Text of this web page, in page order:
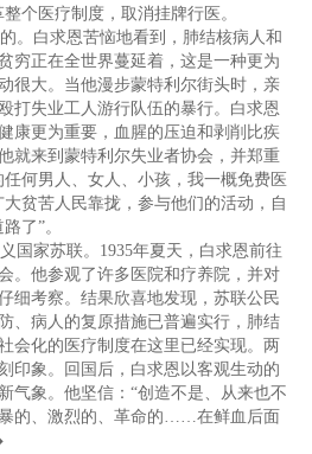
个医疗制度，取消挂牌行医。
。白求恩苦恼地看到，肺结核病人和
穷正在全世界蔓延着，这是一种更为
很大。当他漫步蒙特利尔街头时，亲
打失业工人游行队伍的暴行。白求恩
康更为重要，血腥的压迫和剥削比疾
就来到蒙特利尔失业者协会，并郑重
何男人、女人、小孩，我一概免费医
贫苦人民靠拢，参与他们的活动，自
了”。
国家苏联。1935年夏天，白求恩前往
。他参观了许多医院和疗养院，并对
细考察。结果欣喜地发现，苏联公民
、病人的复原措施已普遍实行，肺结
会化的医疗制度在这里已经实现。两
印象。回国后，白求恩以客观生动的
气象。他坚信：“创造不是、从来也不
的、激烈的、革命的……在鲜血后面